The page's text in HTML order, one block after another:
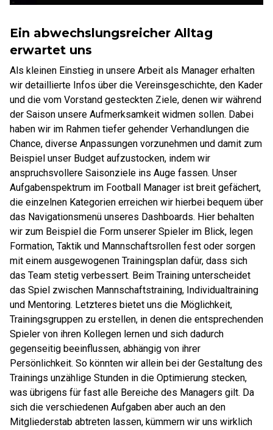
Ein abwechslungsreicher Alltag
erwartet uns
Als kleinen Einstieg in unsere Arbeit als Manager erhalten
wir detaillierte Infos über die Vereinsgeschichte, den Kader
und die vom Vorstand gesteckten Ziele, denen wir während
der Saison unsere Aufmerksamkeit widmen sollen. Dabei
haben wir im Rahmen tiefer gehender Verhandlungen die
Chance, diverse Anpassungen vorzunehmen und damit zum
Beispiel unser Budget aufzustocken, indem wir
anspruchsvollere Saisonziele ins Auge fassen. Unser
Aufgabenspektrum im Football Manager ist breit gefächert,
die einzelnen Kategorien erreichen wir hierbei bequem über
das Navigationsmenü unseres Dashboards. Hier behalten
wir zum Beispiel die Form unserer Spieler im Blick, legen
Formation, Taktik und Mannschaftsrollen fest oder sorgen
mit einem ausgewogenen Trainingsplan dafür, dass sich
das Team stetig verbessert. Beim Training unterscheidet
das Spiel zwischen Mannschaftstraining, Individualtraining
und Mentoring. Letzteres bietet uns die Möglichkeit,
Trainingsgruppen zu erstellen, in denen die entsprechenden
Spieler von ihren Kollegen lernen und sich dadurch
gegenseitig beeinflussen, abhängig von ihrer
Persönlichkeit. So könnten wir allein bei der Gestaltung des
Trainings unzählige Stunden in die Optimierung stecken,
was übrigens für fast alle Bereiche des Managers gilt. Da
sich die verschiedenen Aufgaben aber auch an den
Mitgliederstab abtreten lassen, kümmern wir uns wirklich